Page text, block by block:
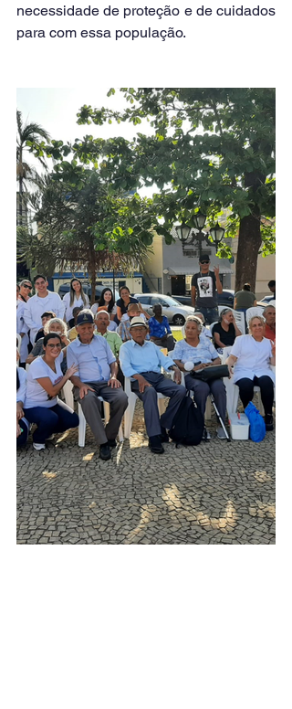
necessidade de proteção e de cuidados
para com essa população.